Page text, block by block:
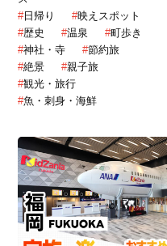
#日帰り #映えスポット
#歴史 #温泉 #町歩き
#神社・寺 #節約旅
#絶景 #親子旅
#観光・旅行
#魚・刺身・海鮮